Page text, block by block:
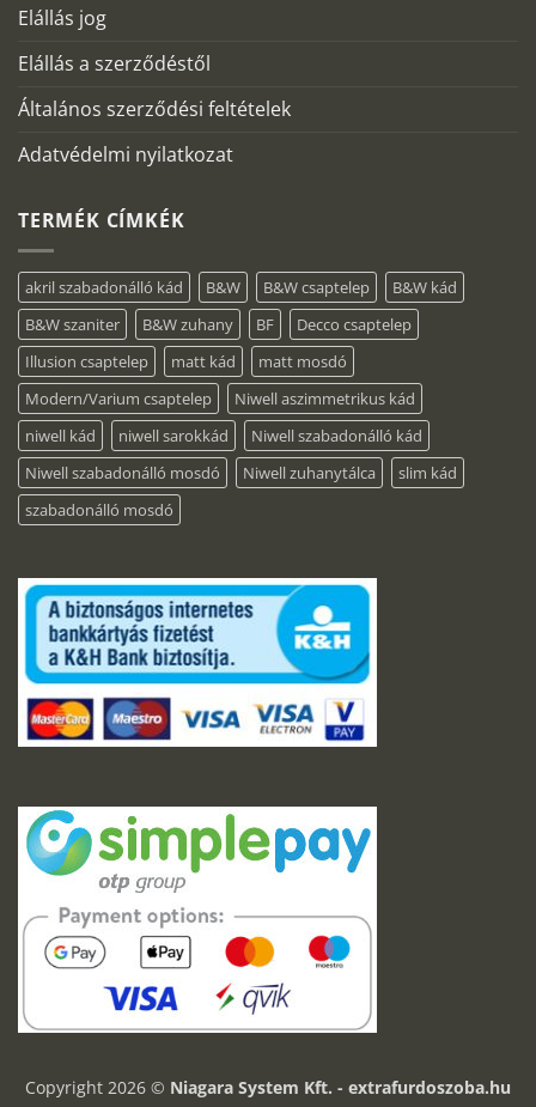
Elállás jog
Elállás a szerződéstől
Általános szerződési feltételek
Adatvédelmi nyilatkozat
TERMÉK CÍMKÉK
akril szabadonálló kád B&W B&W csaptelep
B&W kád
B&W szaniter
B&W zuhany BF
Decco csaptelep
Illusion csaptelep
matt kád
matt mosdó
Modern/Varium csaptelep
Niwell aszimmetrikus kád
niwell kád
niwell sarokkád
Niwell szabadonálló kád
Niwell szabadonálló mosdó
Niwell zuhanytálca
slim kád
szabadonálló mosdó
Copyright 2026 © Niagara System Kft. - extrafurdoszoba.hu